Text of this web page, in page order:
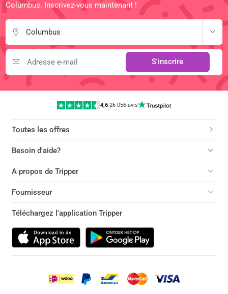
Columbus. Inscrivez-vous maintenant !
Columbus
S'inscrire
4,6 |26 056 avis
Toutes les offres
Besoin d'aide?
A propos de Tripper
Fournisseur
Téléchargez l'application Tripper